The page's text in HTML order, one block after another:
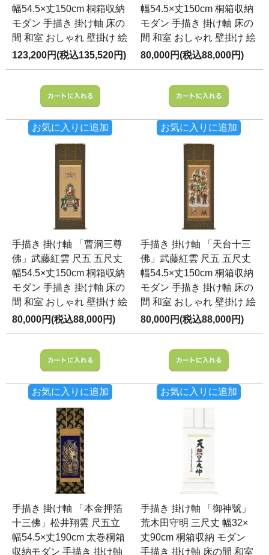
幅54.5×丈150cm 桐箱収納
モダン 手描き 掛け軸 床の
間 和室 おしゃれ 壁掛け 絵
123,200円(税込135,520円)
お気に入りに追加
幅54.5×丈150cm 桐箱収納
モダン 手描き 掛け軸 床の
間 和室 おしゃれ 壁掛け 絵
80,000円(税込88,000円)
お気に入りに追加
手描き 掛け軸 「曹洞三尊
佛」武藤紅雲 尺五 五尺丈
幅54.5×丈150cm 桐箱収納
モダン 手描き 掛け軸 床の
間 和室 おしゃれ 壁掛け 絵
80,000円(税込88,000円)
お気に入りに追加
手描き 掛け軸 「天台十三
佛」武藤紅雲 尺五 五尺丈
幅54.5×丈150cm 桐箱収納
モダン 手描き 掛け軸 床の
間 和室 おしゃれ 壁掛け 絵
80,000円(税込88,000円)
お気に入りに追加
手描き 掛け軸 「本金押箔
十三佛」松井翔雲 尺五立
幅54.5×丈190cm 太巻桐箱
収納モダン 手描き 掛け軸
手描き 掛け軸 「御神號」
荒木田守明 三尺丈 幅32×
丈90cm 桐箱収納 モダン
手描き 掛け軸 床の間 和室